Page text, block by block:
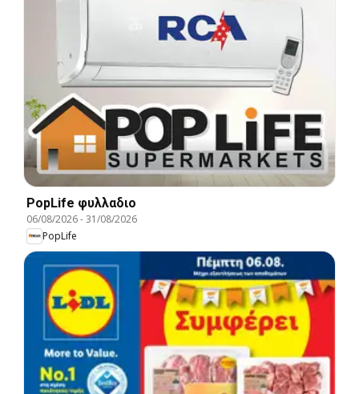
PopLife φυλλαδιο
06/08/2026-31/08/2026
PopLife